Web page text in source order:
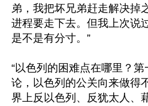
弟，我把坏兄弟赶走解决掉
进程要走下去。但我上次说
是不是有分寸。”
“以色列的困难点在哪里？
论，以色列的公关向来做得
界上反以色列、反犹太人、